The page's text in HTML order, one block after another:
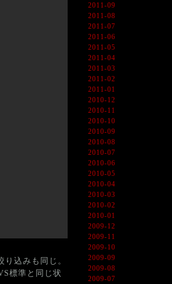
込みも同じ。
標準と同じ状
2011-09
2011-08
2011-07
2011-06
2011-05
2011-04
2011-03
2011-02
2011-01
2010-12
2010-11
2010-10
2010-09
2010-08
2010-07
2010-06
2010-05
2010-04
2010-03
2010-02
2010-01
2009-12
2009-11
2009-10
2009-09
2009-08
2009-07